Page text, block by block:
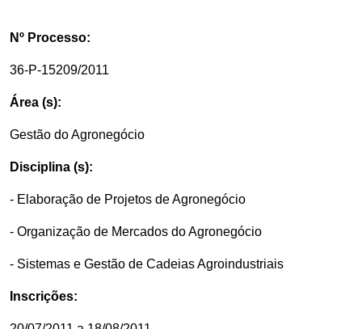
Nº Processo:
36-P-15209/2011
Área (s):
Gestão do Agronegócio
Disciplina (s):
- Elaboração de Projetos de Agronegócio
- Organização de Mercados do Agronegócio
- Sistemas e Gestão de Cadeias Agroindustriais
Inscrições: